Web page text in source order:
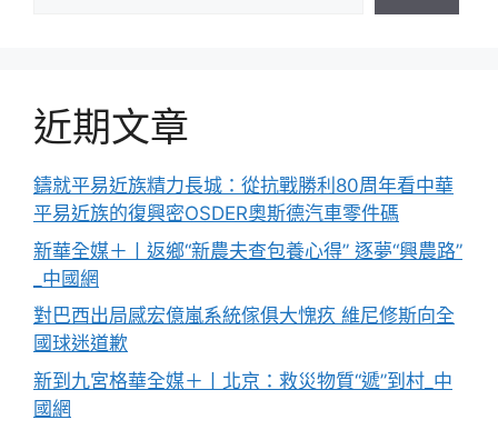
近期文章
鑄就平易近族精力長城：從抗戰勝利80周年看中華
平易近族的復興密OSDER奧斯德汽車零件碼
新華全媒＋丨返鄉“新農夫查包養心得” 逐夢“興農路”
_中國網
對巴西出局感宏億嵐系統傢俱大愧疚 維尼修斯向全
國球迷道歉
新到九宮格華全媒＋丨北京：救災物質“遞”到村_中
國網